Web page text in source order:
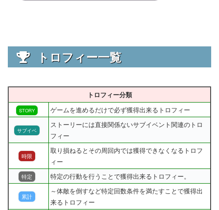
トロフィー一覧
トロフィー分類
STORY ゲームを進めるだけで必ず獲得出来るトロフィー
サブイベ
ストーリーには直接関係ないサブイベント関連のトロ
フィー
時限
取り損ねるとその周回内では獲得できなくなるトロフ
ィー
特定 特定の行動を行うことで獲得出来るトロフィー。
累計
～体敵を倒すなど特定回数条件を満たすことで獲得出
来るトロフィー